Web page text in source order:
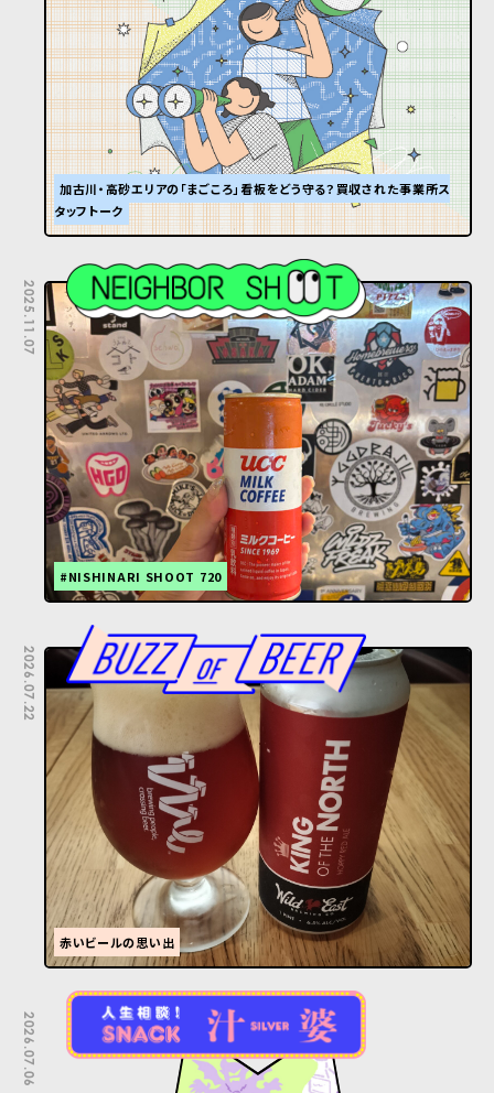
加古川・高砂エリアの「まごころ」看板をどう守る？買収された事業所ス
タッフトーク
2025.11.07
#NISHINARI SHOOT 720
2026.07.22
赤いビールの思い出
2026.07.06